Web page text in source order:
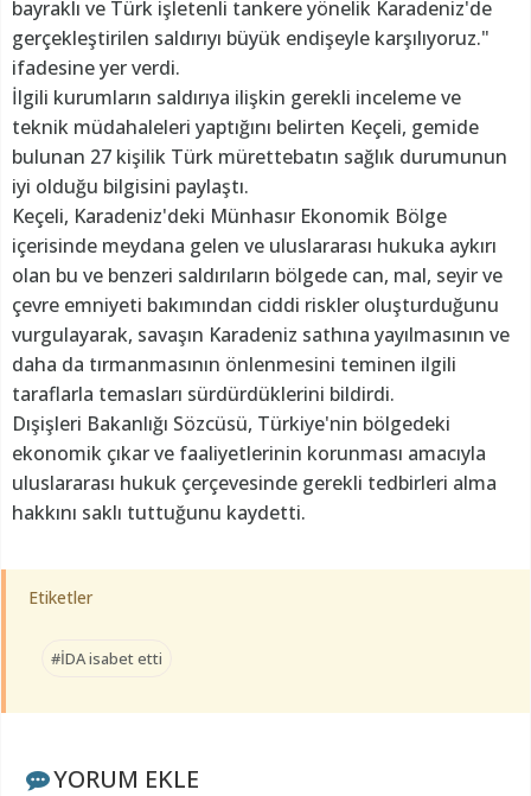
bayraklı ve Türk işletenli tankere yönelik Karadeniz'de
gerçekleştirilen saldırıyı büyük endişeyle karşılıyoruz."
ifadesine yer verdi.
İlgili kurumların saldırıya ilişkin gerekli inceleme ve
teknik müdahaleleri yaptığını belirten Keçeli, gemide
bulunan 27 kişilik Türk mürettebatın sağlık durumunun
iyi olduğu bilgisini paylaştı.
Keçeli, Karadeniz'deki Münhasır Ekonomik Bölge
içerisinde meydana gelen ve uluslararası hukuka aykırı
olan bu ve benzeri saldırıların bölgede can, mal, seyir ve
çevre emniyeti bakımından ciddi riskler oluşturduğunu
vurgulayarak, savaşın Karadeniz sathına yayılmasının ve
daha da tırmanmasının önlenmesini teminen ilgili
taraflarla temasları sürdürdüklerini bildirdi.
Dışişleri Bakanlığı Sözcüsü, Türkiye'nin bölgedeki
ekonomik çıkar ve faaliyetlerinin korunması amacıyla
uluslararası hukuk çerçevesinde gerekli tedbirleri alma
hakkını saklı tuttuğunu kaydetti.
Etiketler
#İDA isabet etti
YORUM EKLE